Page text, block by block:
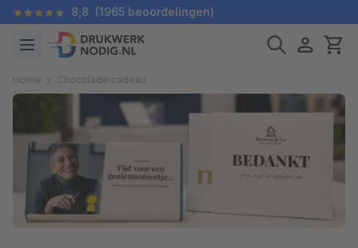
8,8 (1965 beoordelingen)
Home Chocolade cadeau